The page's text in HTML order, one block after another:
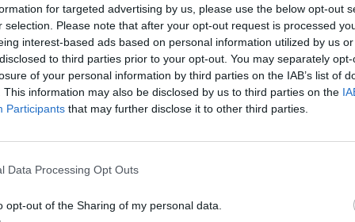
for targeted advertising by us, please use the below opt-out
selection. Please note that after your opt-out request is processed
interest-based ads based on personal information utilized by us
to third parties prior to your opt-out. You may separately
of your personal information by third parties on the IAB’s list of
This information may also be disclosed by us to third parties on the
Participants that may further disclose it to other third parties.
Data Processing Opt Outs
opt-out of the Sharing of my personal data.
τον δάσκαλο της στην θέση του
αργότερα ανέλαβε τη διεύθυνση των Μπαλέτων του
ολοκλήρωσε και παρουσίασε πολλές
έκαναν αίσθηση -“Ιφιγένεια εν Ταύροις” (1974),
(«Nelken», 1982), “Palermo, Palermo”
(1998).